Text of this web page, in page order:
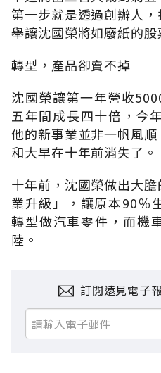
第一步就是透過創辦人
舉讓沈國榮將如廢紙的
轉型，產品卻賣不掉
沈國榮讓第一年營收
五年間成長四十倍，今
他的新事業並非一帆風
和大早在十年前消失了。
十年前，沈國榮做出大
業升級」，讓原本90％
轉型做汽車零件，而機
陸。
訂閱遠見電子